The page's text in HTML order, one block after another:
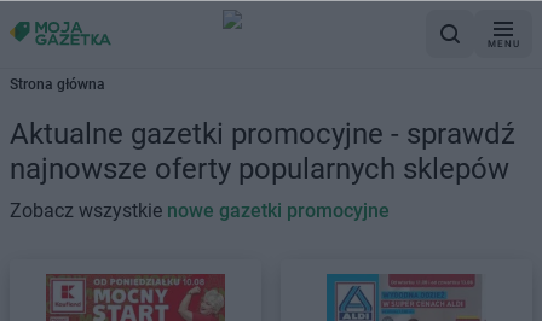
MENU
Strona główna
Aktualne gazetki promocyjne - sprawdź
najnowsze oferty popularnych sklepów
Zobacz wszystkie nowe gazetki promocyjne